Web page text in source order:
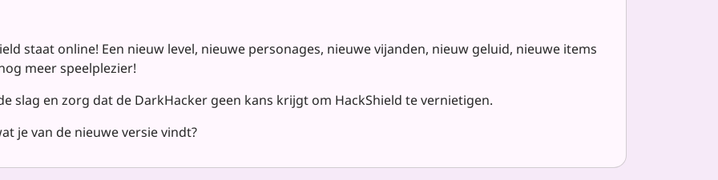
staat online! Een nieuw level, nieuwe personages, nieuwe vijanden, nieuw geluid, nieuwe items
meer speelplezier!
slag en zorg dat de DarkHacker geen kans krijgt om HackShield te vernietigen.
je van de nieuwe versie vindt?